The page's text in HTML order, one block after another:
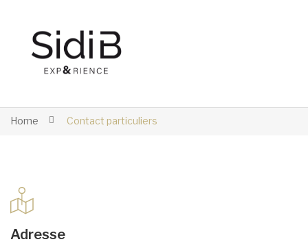
Home Contact particuliers
Adresse